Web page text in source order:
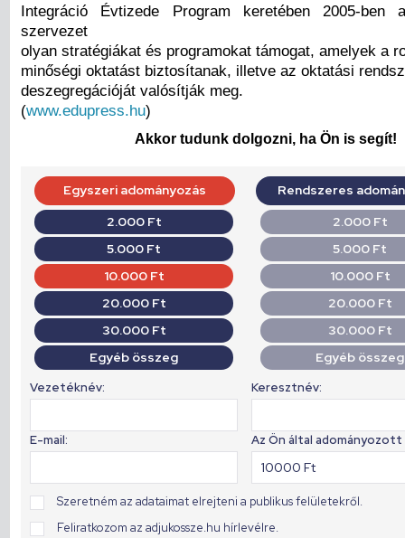
Integráció Évtizede Program keretében 2005-ben
szervezet
olyan stratégiákat és programokat támogat, amelyek a
minőségi oktatást biztosítanak, illetve az oktatási
deszegregációját valósítják meg.
(www.edupress.hu)
Akkor tudunk dolgozni, ha Ön is segít!